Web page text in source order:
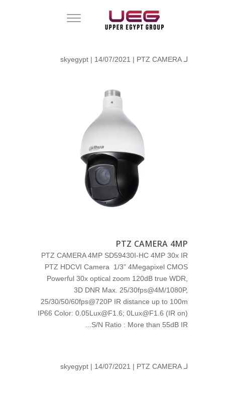
لـ skyegypt | 14/07/2021 | PTZ CAMERA
PTZ CAMERA 4MP
PTZ CAMERA 4MP SD59430I-HC 4MP 30x IR
PTZ HDCVI Camera 1/3” 4Megapixel CMOS
Powerful 30x optical zoom 120dB true WDR,
3D DNR Max. 25/30fps@4M/1080P,
25/30/50/60fps@720P IR distance up to 100m
IP66 Color: 0.05Lux@F1.6; 0Lux@F1.6 (IR on)
S/N Ratio : More than 55dB IR...
لـ skyegypt | 14/07/2021 | PTZ CAMERA